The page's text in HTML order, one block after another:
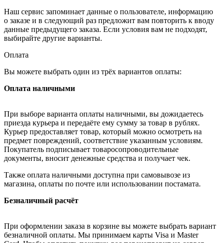
Наш сервис запоминает данные о пользователе, информацию
о заказе и в следующий раз предложит вам повторить к вводу
данные предыдущего заказа. Если условия вам не подходят,
выбирайте другие варианты.
Оплата
Вы можете выбрать один из трёх вариантов оплаты:
Оплата наличными
При выборе варианта оплаты наличными, вы дожидаетесь
приезда курьера и передаёте ему сумму за товар в рублях.
Курьер предоставляет товар, который можно осмотреть на
предмет повреждений, соответствие указанным условиям.
Покупатель подписывает товаросопроводительные
документы, вносит денежные средства и получает чек.
Также оплата наличными доступна при самовывозе из
магазина, оплаты по почте или использовании постамата.
Безналичный расчёт
При оформлении заказа в корзине вы можете выбрать вариант
безналичной оплаты. Мы принимаем карты Visa и Master